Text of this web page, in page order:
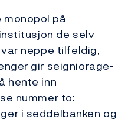
på
de selv
neppe tilfeldig,
gir seigniorage-
hente inn
nummer to:
i seddelbanken og